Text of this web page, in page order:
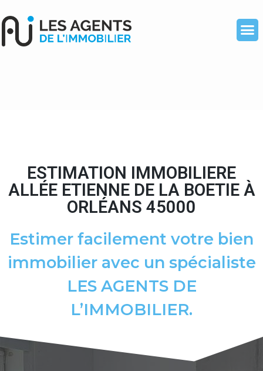
ESTIMATION IMMOBILIERE
ALLÉE ETIENNE DE LA BOETIE À
ORLÉANS 45000
Estimer facilement votre bien
immobilier avec un spécialiste
LES AGENTS DE
L’IMMOBILIER.